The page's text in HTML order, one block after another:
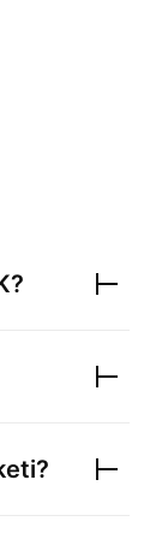
?
?